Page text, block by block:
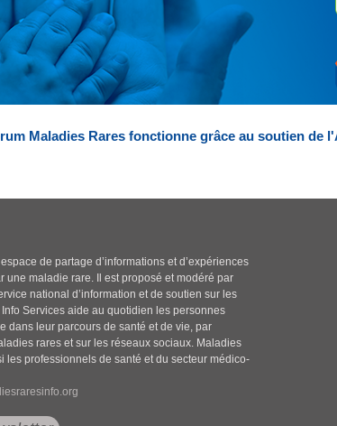
Maladies Rares fonctionne grâce au soutien de
de partage d’informations et d’expériences
une maladie rare. Il est proposé et modéré par
national d’information et de soutien sur les
Services aide au quotidien les personnes
dans leur parcours de santé et de vie, par
rares et sur les réseaux sociaux. Maladies
les professionnels de santé et du secteur médico-